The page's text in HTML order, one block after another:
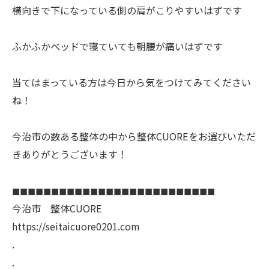
横向きで下になっている側の肩がこりやすいはずです
ふかふかベッドで寝ていても朝腰が痛いはずです
当てはまっている方は今日から気をつけてみてください
ね！
今治市の数ある整体の中から整体CUOREをお選びいただ
きありがとうございます！
◼︎◼︎◼︎◼︎◼︎◼︎◼︎◼︎◼︎◼︎◼︎◼︎◼︎◼︎◼︎◼︎◼︎◼︎◼︎◼︎◼︎◼︎◼︎◼︎◼︎◼︎
今治市 整体CUORE
https://seitaicuore0201.com
.
.